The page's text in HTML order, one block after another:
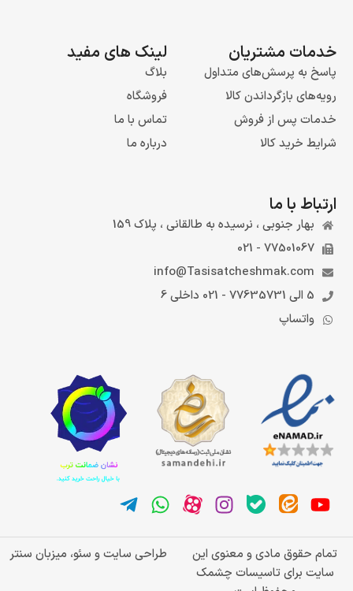
خدمات مشتریان
پاسخ به پرسش‌های متداول
رویه‌های بازگرداندن کالا
خدمات پس از فروش
شرایط خرید کالا
لینک های مفید
بلاگ
فروشگاه
تماس با ما
درباره ما
ارتباط با ما
بهار جنوبی ، نرسیده به طالقانی ، پلاک 159
77501067 - 021
info@Tasisatcheshmak.com
5 الی 77635731 - 021 داخلی 6
واتساپ
تمام حقوق مادی و معنوی این
سایت برای تاسیسات چشمک
طراحی سایت و سئو، میزبان سنتر